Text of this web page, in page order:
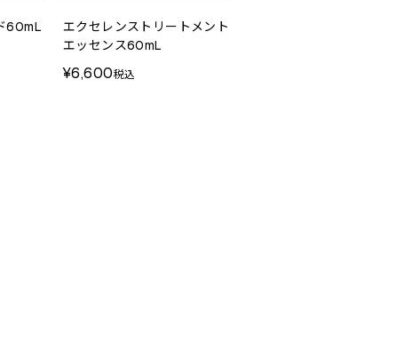
60mL
エクセレンストリートメント
エッセンス60mL
¥6,600税込